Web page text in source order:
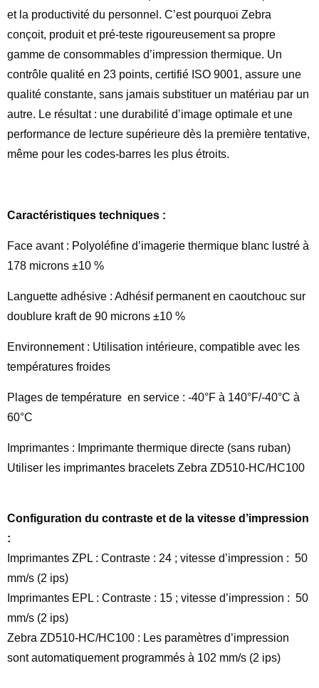
et la productivité du personnel. C’est pourquoi Zebra
conçoit, produit et pré-teste rigoureusement sa propre
gamme de consommables d’impression thermique. Un
contrôle qualité en 23 points, certifié ISO 9001, assure une
qualité constante, sans jamais substituer un matériau par un
autre. Le résultat : une durabilité d’image optimale et une
performance de lecture supérieure dès la première tentative,
même pour les codes-barres les plus étroits.
Caractéristiques techniques :
Face avant : Polyoléfine d’imagerie thermique blanc lustré à
178 microns ±10 %
Languette adhésive : Adhésif permanent en caoutchouc sur
doublure kraft de 90 microns ±10 %
Environnement : Utilisation intérieure, compatible avec les
températures froides
Plages de température en service : -40°F à 140°F/-40°C à
60°C
Imprimantes : Imprimante thermique directe (sans ruban)
Utiliser les imprimantes bracelets Zebra ZD510-HC/HC100
Configuration du contraste et de la vitesse d’impression
:
Imprimantes ZPL : Contraste : 24 ; vitesse d’impression : 50
mm/s (2 ips)
Imprimantes EPL : Contraste : 15 ; vitesse d’impression : 50
mm/s (2 ips)
Zebra ZD510-HC/HC100 : Les paramètres d’impression
sont automatiquement programmés à 102 mm/s (2 ips)